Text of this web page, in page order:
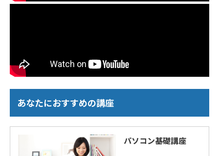
あなたにおすすめの講座
パソコン基礎講座